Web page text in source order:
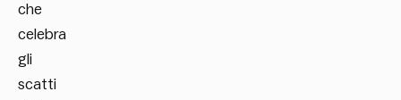
che
celebra
gli
scatti